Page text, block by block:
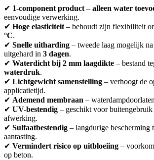
✔ 1-component product – alleen water
eenvoudige verwerking.
✔ Hoge elasticiteit – behoudt zijn flexibiliteit
°C.
✔ Snelle uitharding – tweede laag mogelijk na
uitgehard in 3 dagen.
✔ Waterdicht bij 2 mm laagdikte – bestand
waterdruk.
✔ Lichtgewicht samenstelling – verhoogt de
applicatietijd.
✔ Ademend membraan –
✔ UV-bestendig – geschikt voor buitengebruik
afwerking.
✔ Sulfaatbestendig – langdurige bescherming
aantasting.
✔ Vermindert risico op uitbloeiing –
op beton.